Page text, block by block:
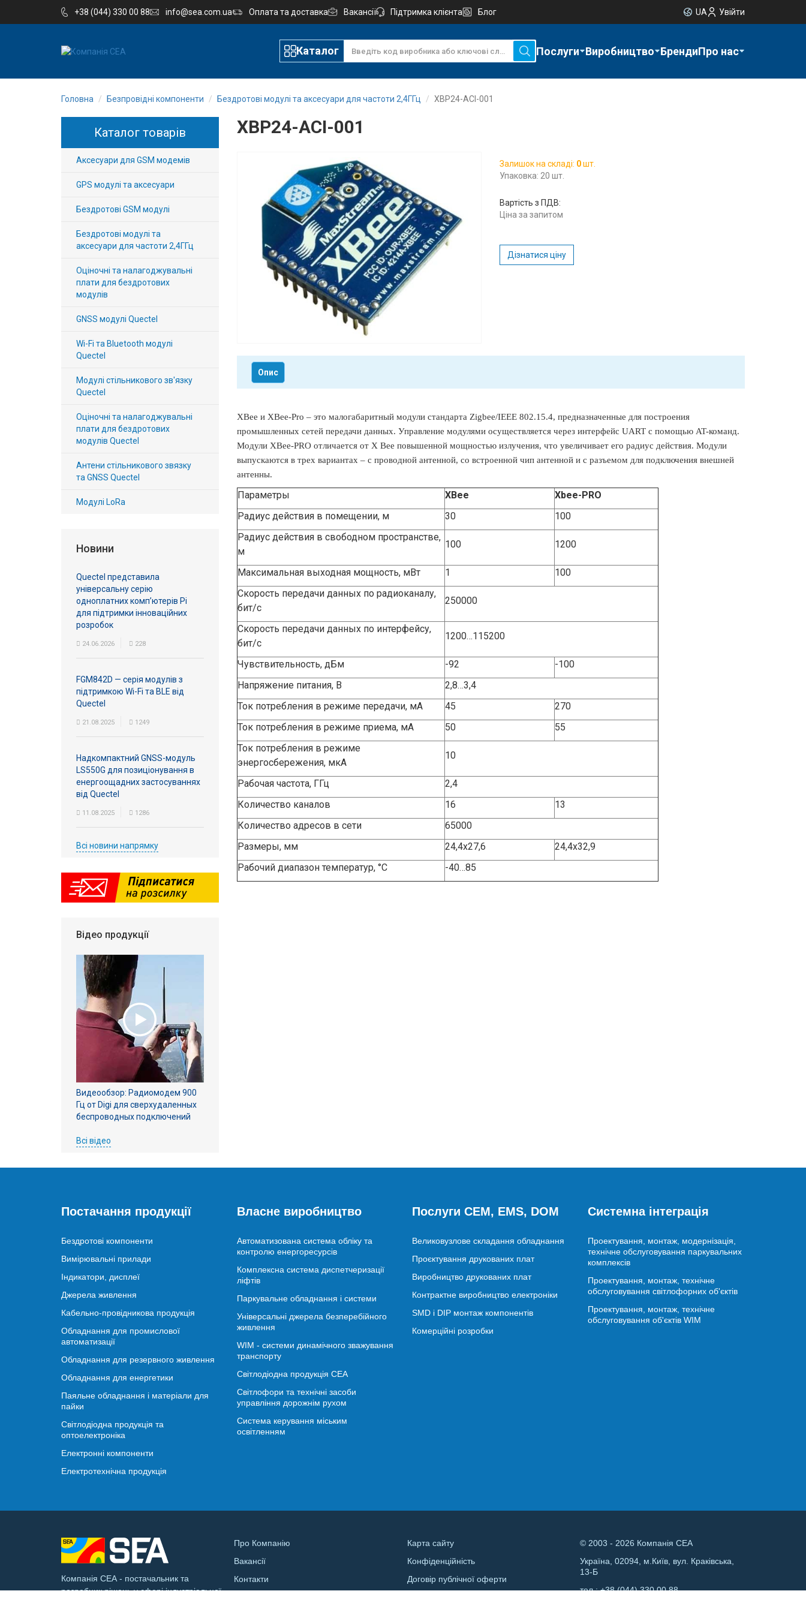
+38 (044) 330 00 88 info@sea.com.ua Оплата та доставка Вакансії Підтримка клієнта Блог UA Увійти
Каталог Послуги Виробництво БрендиПро нас
Компанія
Виробництво
Вакансії
авторизація
Контакти
Доставка
Підтримка
Головна Безпровідні компоненти Бездротові модулі та аксесуари для частоти 2,4ГГц XBP24-ACI-001
XBP24-ACI-001
Залишок на складі: 0шт.
Упаковка: 20 шт.
Вартість з ПДВ:
Ціна за запитом
Дізнатися ціну
Опис
XBee и XBee-Pro – это малогабаритный модули стандарта Zigbee/IEEE 802.15.4, предназначенные для построения
промышленных сетей передачи данных. Управление модулями осуществляется через интерфейс UART с помощью AT-команд.
Модули XBee-PRO отличается от X Bee повышенной мощностью излучения, что увеличивает его радиус действия. Модули
выпускаются в трех вариантах – с проводной антенной, со встроенной чип антенной и с разъемом для подключения внешней
антенны.
Параметры XBee
Xbee-PRO
Радиус действия в помещении, м
30
100
Радиус действия в свободном пространстве,
м
100 1200
Максимальная выходная мощность, мВт 1
100
Скорость передачи данных по радиоканалу,
бит/с
250000
Скорость передачи данных по интерфейсу,
бит/с
1200…115200
Чувствительность, дБм -92
-100
Напряжение питания, В
2,8…3,4
Ток потребления в режиме передачи, мА
45
270
Ток потребления в режиме приема, мА
50
55
Ток потребления в режиме
энергосбережения, мкА
10
Рабочая частота, ГГц
2,4
Количество каналов
16
13
Количество адресов в сети
65000
Размеры, мм
24,4х27,6
24,4х32,9
Рабочий диапазон температур, °С
-40…85
Каталог товарів
Аксесуари для GSM модемів
GPS модулі та аксесуари
Бездротові GSM модулі
Бездротові модулі та
аксесуари для частоти 2,4ГГц
Оціночні та налагоджувальні
плати для бездротових
модулів
GNSS модулі Quectel
Wi-Fi та Bluetooth модулі
Quectel
Модулі стільникового зв'язку
Quectel
Оціночні та налагоджувальні
плати для бездротових
модулів Quectel
Антени стільникового звязку
та GNSS Quectel
Модулі LoRa
Новини
Quectel представила
універсальну серію
одноплатних комп’ютерів Pi
для підтримки інноваційних
розробок
24.06.2026 228
FGM842D — серія модулів з
підтримкою Wi-Fi та BLE від
Quectel
21.08.2025 1249
Надкомпактний GNSS-модуль
LS550G для позиціонування в
енергоощадних застосуваннях
від Quectel
11.08.2025 1286
Всі новини напрямку
Відео продукції
Видеообзор: Радиомодем 900
Гц от Digi для сверхудаленных
беспроводных подключений
Всі відео
Постачання продукції
Бездротові компоненти
Вимірювальні прилади
Індикатори, дисплеї
Джерела живлення
Кабельно-провідникова продукція
Обладнання для промислової
автоматизації
Обладнання для резервного живлення
Обладнання для енергетики
Паяльне обладнання і матеріали для
пайки
Світлодіодна продукція та
оптоелектроніка
Електронні компоненти
Електротехнічна продукція
Власне виробництво
Автоматизована система обліку та
контролю енергоресурсів
Комплексна система диспетчеризації
ліфтів
Паркувальне обладнання і системи
Універсальні джерела безперебійного
живлення
WIM - системи динамічного зважування
транспорту
Світлодіодна продукція СЕА
Світлофори та технічні засоби
управління дорожнім рухом
Система керування міським
освітленням
Послуги CEM, EMS, DOM
Великовузлове складання обладнання
Проєктування друкованих плат
Виробництво друкованих плат
Контрактне виробництво електроніки
SMD і DIP монтаж компонентів
Комерційні розробки
Системна інтеграція
Проектування, монтаж, модернізація,
технічне обслуговування паркувальних
комплексів
Проектування, монтаж, технічне
обслуговування світлофорних об'єктів
Проектування, монтаж, технічне
обслуговування об'єктів WIM
Компанія СЕА - постачальник та
розробник рішень у сфері індустріальної
Про Компанію
Вакансії
Контакти
Карта сайту
Конфіденційність
Договір публічної оферти
© 2003 - 2026 Компанія СЕА
Україна, 02094, м.Київ, вул. Краківська,
13-Б
тел.:+38 (044) 330 00 88